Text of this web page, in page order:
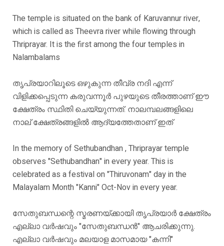
The temple is situated on the bank of Karuvannur river,
which is called as Theevra river while flowing through
Thriprayar. It is the first among the four temples in
Nalambalams
തൃപ്രയാറിലൂടെ ഒഴുകുന്ന തീവ്ര നദി എന്ന്
വിളിക്കപ്പെടുന്ന കരുവന്നൂർ പുഴയുടെ തീരത്താണ് ഈ
ക്ഷേത്രം സ്ഥിതി ചെയ്യുന്നത്. നാലമ്പലങ്ങളിലെ
നാല് ക്ഷേത്രങ്ങളിൽ ആദ്യത്തേതാണ് ഇത്
In the memory of Sethubandhan , Thriprayar temple
observes "Sethubandhan" in every year. This is
celebrated as a festival on "Thiruvonam" day in the
Malayalam Month "Kanni" Oct-Nov in every year.
സേതുബന്ധന്റെ സ്മരണയ്ക്കായി തൃപ്രയാർ ക്ഷേത്രം
എല്ലാ വർഷവും "സേതുബന്ധൻ" ആചരിക്കുന്നു.
എല്ലാ വർഷവും മലയാള മാസമായ "കന്നി"